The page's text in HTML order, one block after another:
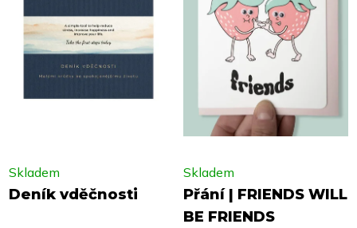
Deník vděčnosti
Skladem
Přání | FRIENDS WILL
BE FRIENDS
Skladem